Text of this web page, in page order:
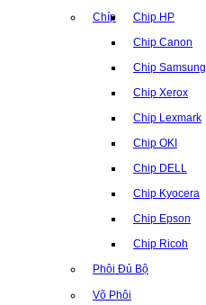
Chíp Chip HP
Chip Canon
Chip Samsung
Chip Xerox
Chip Lexmark
Chip OKI
Chip DELL
Chip Kyocera
Chip Epson
Chip Ricoh
Phôi Đủ Bộ
Võ Phôi